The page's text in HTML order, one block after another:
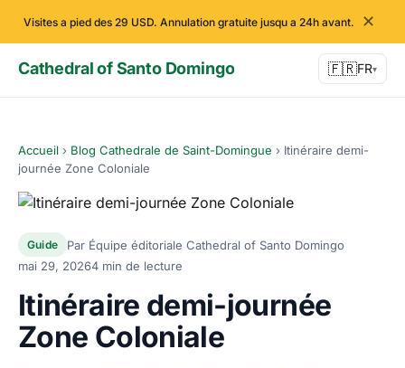
Visites a pied des 29 USD. Annulation gratuite jusqu a 24h avant. ✕
Cathedral of Santo Domingo 🇫🇷FR▾
Accueil › Blog Cathedrale de Saint-Domingue › Itinéraire demi-
journée Zone Coloniale
Guide
Par Équipe éditoriale Cathedral of Santo Domingo
mai 29, 20264 min de lecture
Itinéraire demi-journée
Zone Coloniale